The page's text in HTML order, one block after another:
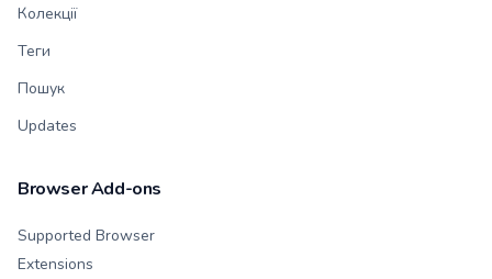
Колекції
Теги
Пошук
Updates
Browser Add-ons
Supported Browser
Extensions